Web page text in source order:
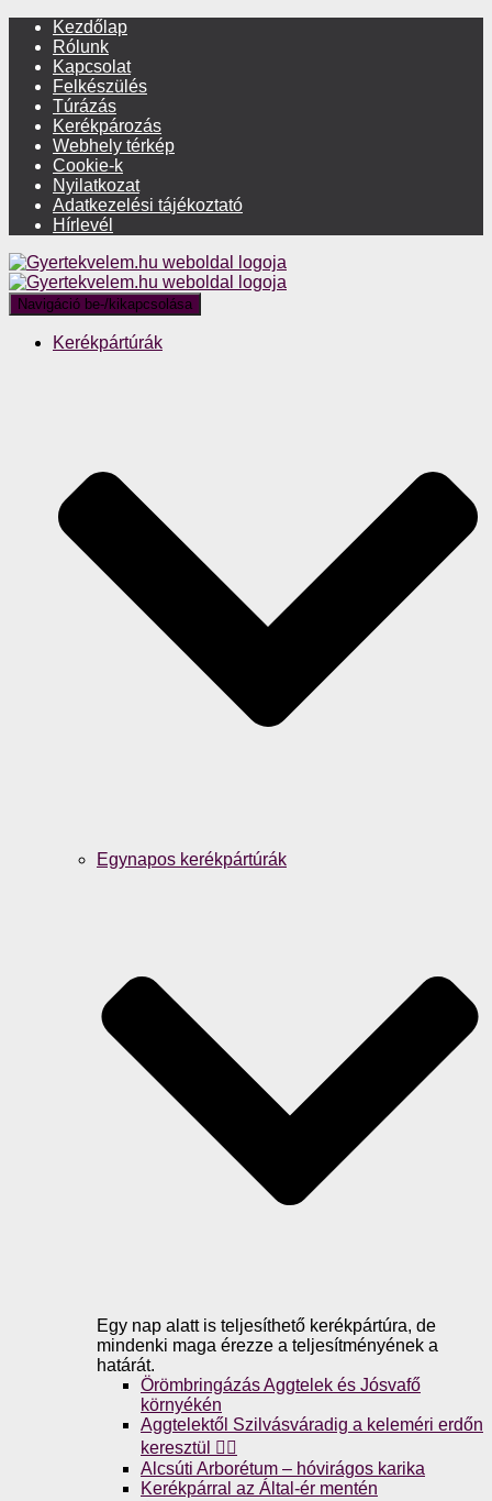
Kezdőlap
Rólunk
Kapcsolat
Felkészülés
Túrázás
Kerékpározás
Webhely térkép
Cookie-k
Nyilatkozat
Adatkezelési tájékoztató
Hírlevél
Navigáció be-/kikapcsolása
Kerékpártúrák
Egynapos kerékpártúrák
Egy nap alatt is teljesíthető kerékpártúra, de
mindenki maga érezze a teljesítményének a
határát.
Örömbringázás Aggtelek és Jósvafő
környékén
Aggtelektől Szilvásváradig a keleméri erdőn
keresztül 🚴‍♀️
Alcsúti Arborétum – hóvirágos karika
Kerékpárral az Által-ér mentén